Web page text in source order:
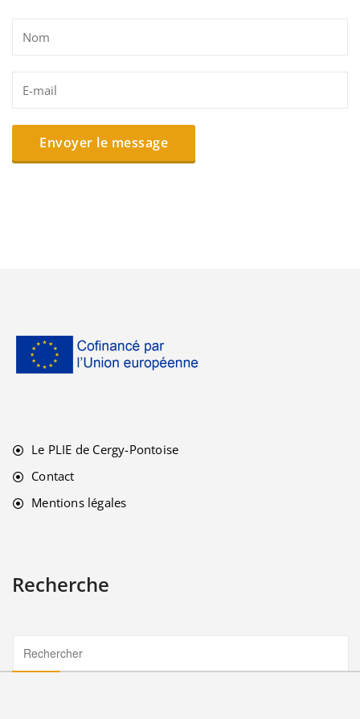
Le PLIE de Cergy-Pontoise
Contact
Mentions légales
Recherche